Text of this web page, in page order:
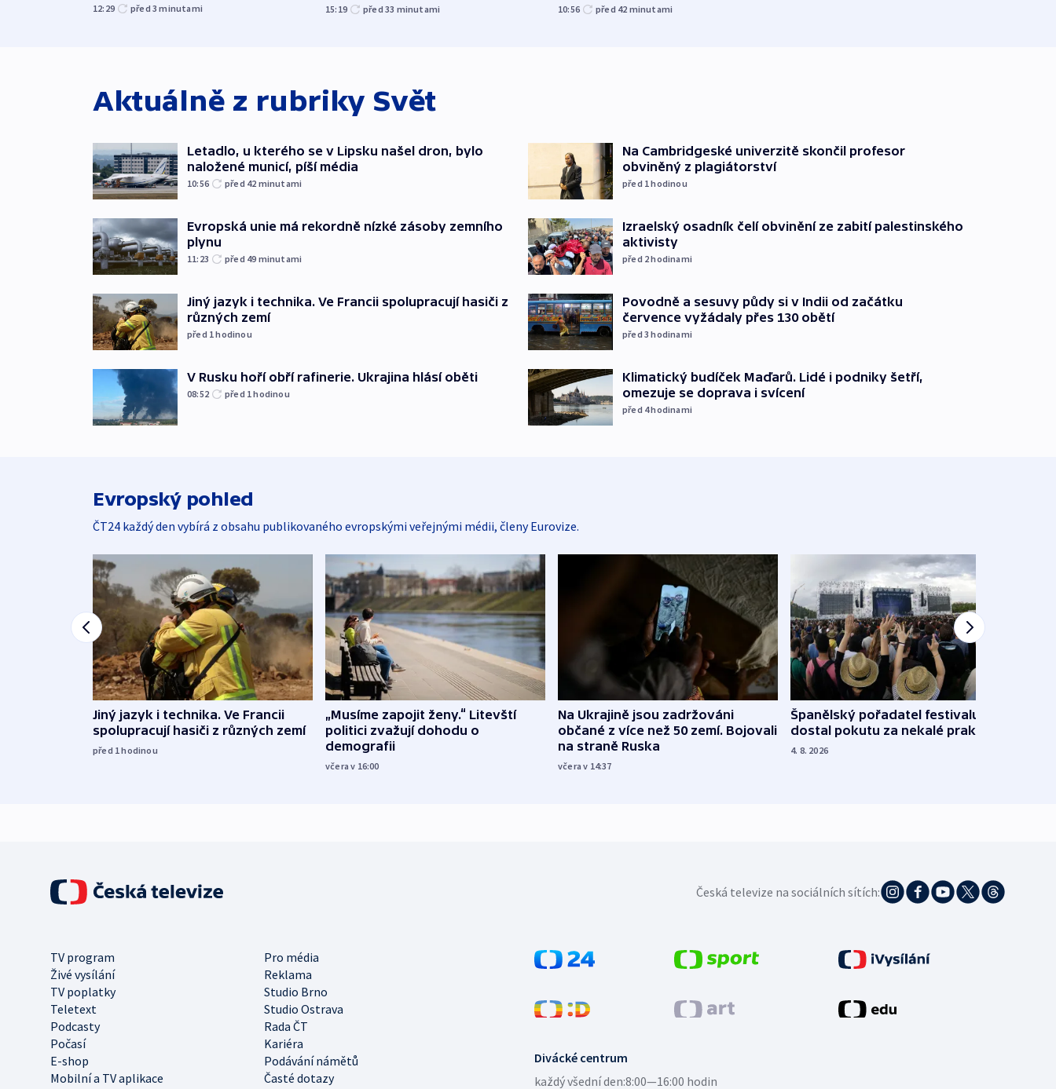
12:29 před 3minutami 15:19 před 33 minutami 10:56 před 42 minutami
Aktuálně z rubriky Svět
Letadlo, u kterého se v Lipsku našel dron, bylo
naložené municí, píší média
10:56 před 42 minutami
Evropská unie má rekordně nízké zásoby zemního
plynu
11:23 před 49 minutami
Jiný jazyk i technika. Ve Francii spolupracují hasiči z
různých zemí
před 1hodinou
V Rusku hoří obří rafinerie. Ukrajina hlásí oběti
08:52 před 1hodinou
Na Cambridgeské univerzitě skončil profesor
obviněný z plagiátorství
před 1hodinou
Izraelský osadník čelí obvinění ze zabití palestinského
aktivisty
před 2hodinami
Povodně a sesuvy půdy si v Indii od začátku
července vyžádaly přes 130 obětí
před 3hodinami
Klimatický budíček Maďarů. Lidé i podniky šetří,
omezuje se doprava i svícení
před 4hodinami
Evropský pohled
ČT24 každý den vybírá z obsahu publikovaného evropskými veřejnými médii, členy Eurovize.
Jiný jazyk i technika. Ve Francii
spolupracují hasiči z různých zemí
před 1hodinou
„Musíme zapojit ženy.“ Litevští
politici zvažují dohodu o
demografii
včera v 16:00
Na Ukrajině jsou zadržováni
občané z více než 50 zemí. Bojovali
na straně Ruska
včera v 14:37
Španělský pořadatel festivalu
dostal pokutu za nekalé praktiky
4. 8. 2026
Česká televize na sociálních sítích:
TV program
Pro média
Živé vysílání
Reklama
TV poplatky
Studio Brno
Teletext
Studio Ostrava
Podcasty
Rada ČT
Počasí
Kariéra
E-shop
Podávání námětů
Mobilní a TV aplikace
Časté dotazy
Divácké centrum
každý všední den:8:00—16:00 hodin